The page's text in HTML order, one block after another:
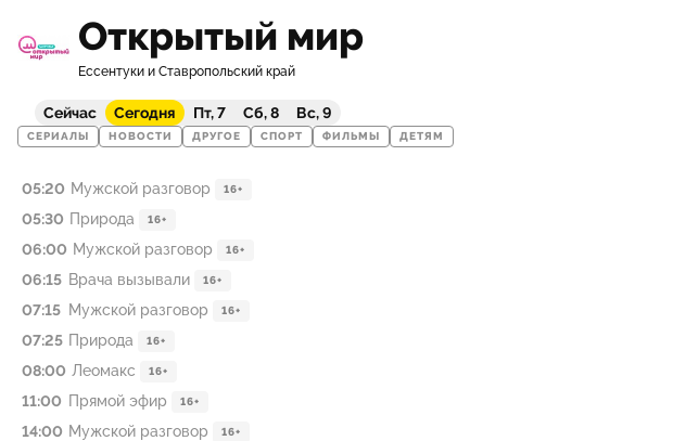
Открытый мир
Ессентуки и Ставропольский край
Сейчас Сегодня Пт, 7 Сб, 8 Вс, 9
СЕРИАЛЫ НОВОСТИ ДРУГОЕ СПОРТ ФИЛЬМЫ ДЕТЯМ
05:20 Мужской разговор 16+
05:30 Природа 16+
06:00 Мужской разговор 16+
06:15 Врача вызывали 16+
07:15 Мужской разговор 16+
07:25 Природа 16+
08:00 Леомакс 16+
11:00 Прямой эфир 16+
14:00 Мужской разговор 16+